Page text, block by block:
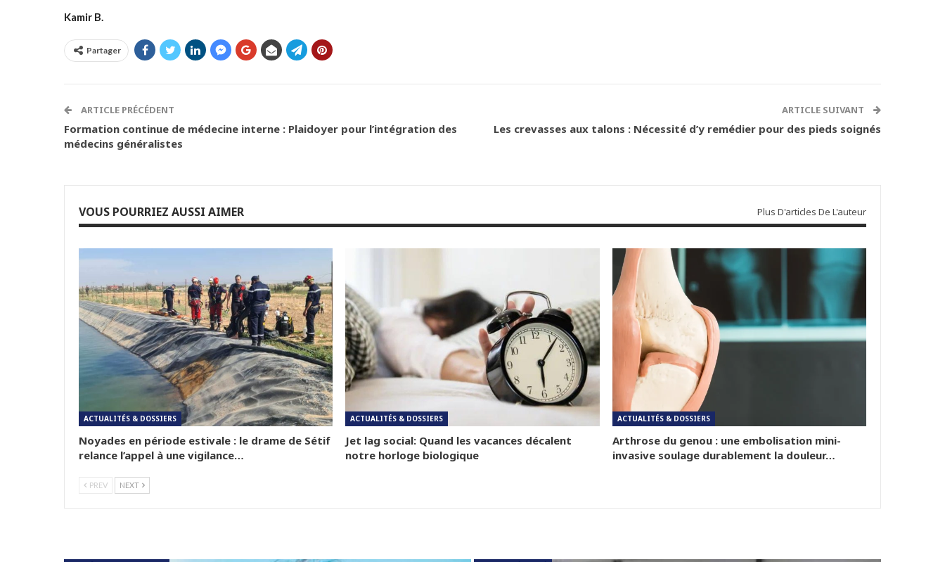
Kamir B.
Partager
ARTICLE PRÉCÉDENT
Formation continue de médecine interne : Plaidoyer pour l’intégration des
médecins généralistes
ARTICLE SUIVANT
Les crevasses aux talons : Nécessité d’y remédier pour des pieds soignés
VOUS POURRIEZ AUSSI AIMER Plus D'articles De L'auteur
ACTUALITÉS & DOSSIERS
Noyades en période estivale : le drame de Sétif
relance l’appel à une vigilance…
ACTUALITÉS & DOSSIERS
Jet lag social: Quand les vacances décalent
notre horloge biologique
ACTUALITÉS & DOSSIERS
Arthrose du genou : une embolisation mini-
invasive soulage durablement la douleur…
PREV NEXT